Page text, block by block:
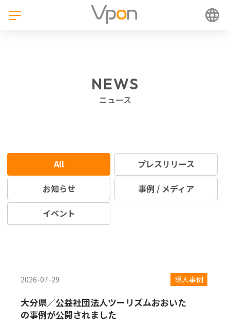
NEWS
ニュース
All
プレスリリース
お知らせ
事例 / メディア
イベント
2026-07-29 導入事例
大分県／公益社団法人ツーリズムおおいた
の事例が公開されました